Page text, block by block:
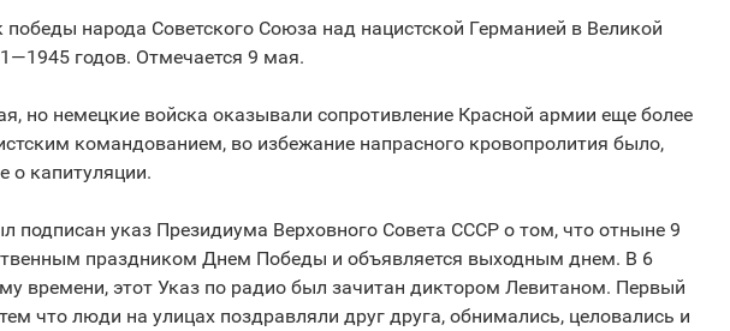
народа Советского Союза над нацистской Германией в Великой
годов. Отмечается 9 мая.
но немецкие войска оказывали сопротивление Красной армии еще более
командованием, во избежание напрасного кровопролития было,
о капитуляции.
подписан указ Президиума Верховного Совета СССР о том, что отныне 9
праздником Днем Победы и объявляется выходным днем. В 6
времени, этот Указ по радио был зачитан диктором Левитаном. Первый
что люди на улицах поздравляли друг друга, обнимались, целовались и